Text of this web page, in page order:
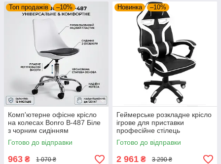
Топ продажів –10%
Комп'ютерне офісне крісло
на колесах Bonro B-487 Біле
з чорним сидінням
(поворотне, екошкіра, до 120
кг)
Готово до відправки
963 ₴ 1 070 ₴
Новинка –10%
Геймерське розкладне крісло
ігрове для приставки
професійне стілець
комп'ютерний Bonro B 8 2 7
білий
Готово до відправки
2 961 ₴ 3 290 ₴